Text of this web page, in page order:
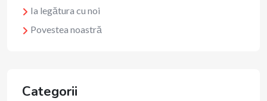
Ia legătura cu noi
Povestea noastră
Categorii